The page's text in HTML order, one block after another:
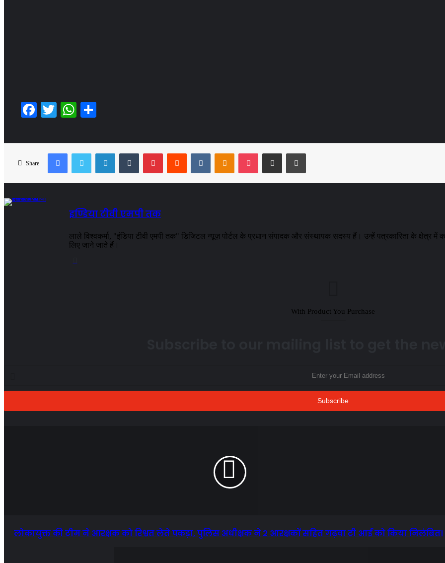
Facebook
TwitterWhatsApp
Share
FacebookTwitterLinkedInTumblrPinterestReddit VKontakteOdnoklassniki
Pocket Share via Email Print
इण्डिया टीवी एमपी तक
लाले विश्वकर्मा, "इंडिया टीवी एमपी तक" डिजिटल न्यूज़ पोर्टल के प्रधान संपादक और संस्थापक सदस्य हैं। उन्हें पत्रकारिता के क्षेत्र
लिए जाने जाते हैं।
With Product You Purchase
लोकायुक्त की टीम ने आरक्षक को रिश्वत लेते पकड़ा, पुलिस अधीक्षक ने 2 आरक्षकों सहित गढ़वा टी आई को किया निलंबित।